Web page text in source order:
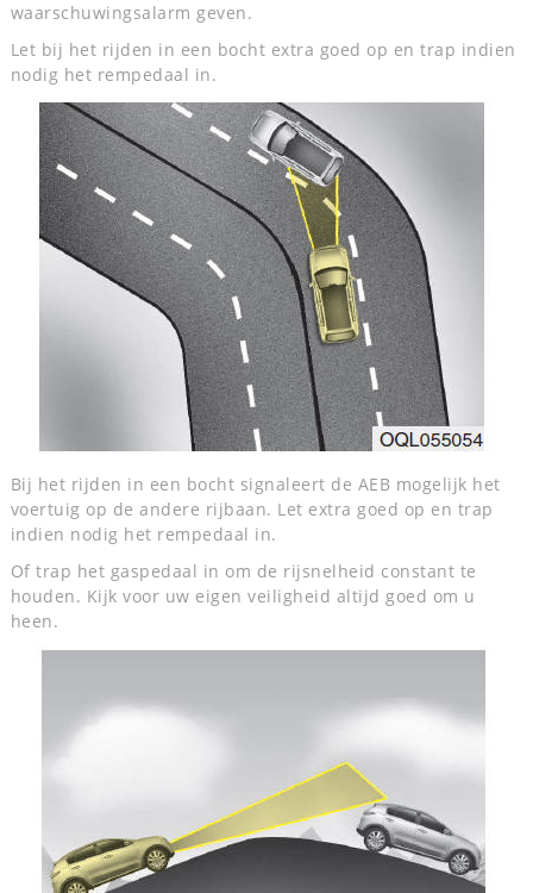
waarschuwingsalarm geven.
Let bij het rijden in een bocht extra goed op en trap indien
nodig het rempedaal in.
Bij het rijden in een bocht signaleert de AEB mogelijk het
voertuig op de andere rijbaan. Let extra goed op en trap
indien nodig het rempedaal in.
Of trap het gaspedaal in om de rijsnelheid constant te
houden. Kijk voor uw eigen veiligheid altijd goed om u
heen.